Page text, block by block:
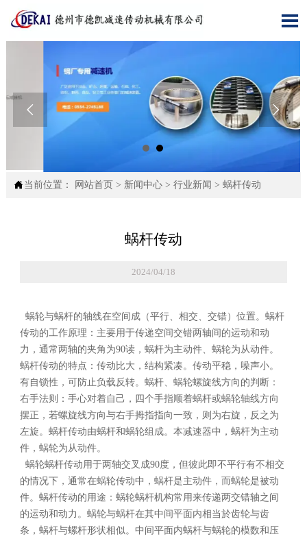

 
 当前位置： 网站首页 > 新闻中心> 行业新闻 > 蜗杆传动
蜗杆传动
2024/04/18
蜗轮与蜗杆的轴线在空间成（平行、相交、交错）位置。蜗杆
传动的工作原理：主要用于传递空间交错两轴间的运动和动
力，通常两轴的夹角为90读，蜗杆为主动件、蜗轮为从动件。
蜗杆传动的特点：传动比大，结构紧凑。传动平稳，噪声小。
有自锁性，可防止负载反转。蜗杆、蜗轮螺旋线方向的判断：
右手法则：手心对着自己，四个手指顺着蜗杆或蜗轮轴线方向
摆正，若螺旋线方向与右手拇指指向一致，则为右旋，反之为
左旋。蜗杆传动由蜗杆和蜗轮组成。本减速器中，蜗杆为主动
件，蜗轮为从动件。
蜗轮蜗杆传动用于两轴交叉成90度，但彼此即不平行有不相交
的情况下，通常在蜗轮传动中，蜗杆是主动件，而蜗轮是被动
件。蜗杆传动的用途：蜗轮蜗杆机构常用来传递两交错轴之间
的运动和动力。蜗轮与蜗杆在其中间平面内相当於齿轮与齿
条，蜗杆与螺杆形状相似。中间平面内蜗杆与蜗轮的模数和压